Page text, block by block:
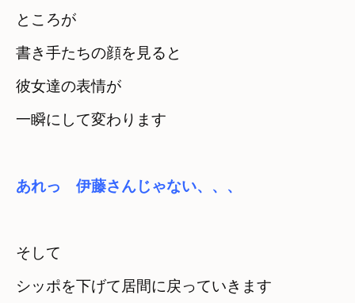
ところが
書き手たちの顔を見ると
彼女達の表情が
一瞬にして変わります
あれっ　伊藤さんじゃない、、、
そして
シッポを下げて居間に戻っていきます